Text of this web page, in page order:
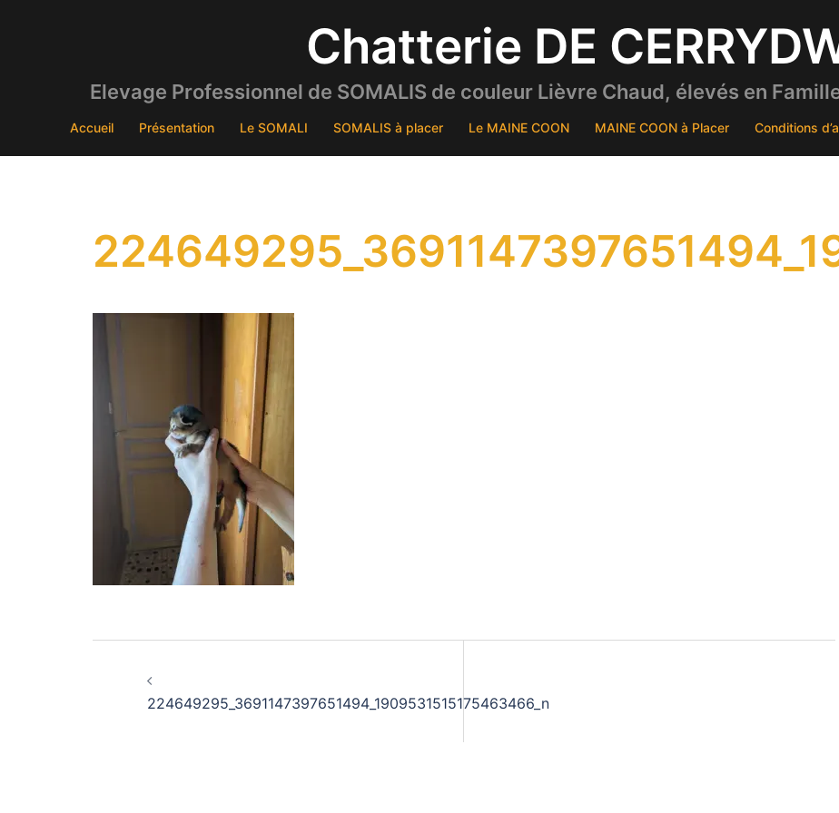
Chatterie DE
Elevage Professionnel de SOMALIS de couleur Lièvre Chaud, élevés en
Accueil Présentation Le SOMALI SOMALIS à placer Le MAINE COON MAINE COON à Placer Conditions
d’article
224649295_3691147397651494_1909531515175463466_n